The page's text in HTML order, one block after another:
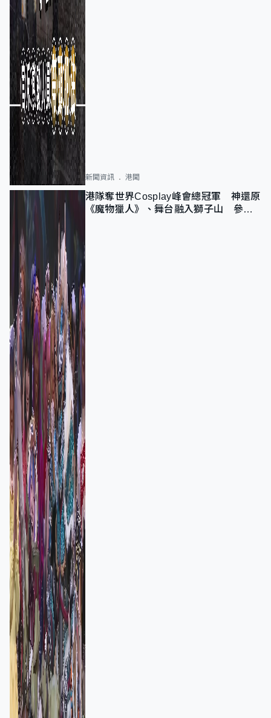
新聞資訊 港聞
港隊奪世界Cosplay峰會總冠軍 神還原
《魔物獵人》、舞台融入獅子山 參賽